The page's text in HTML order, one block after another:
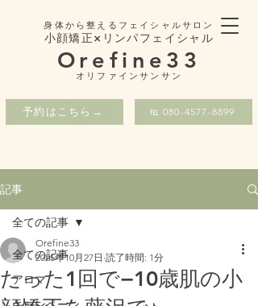
身体から整えるフェイシャルサロン
小顔矯正×リンパフェイシャル
Orefine33
​オリファインサンサン
予約はこちら→ ℡ 080-4577-8899
記事
全ての記事
アロマ
全ての記事
たった1回で−10歳肌の小
Orefine33
2025年10月27日 読了時間: 1分